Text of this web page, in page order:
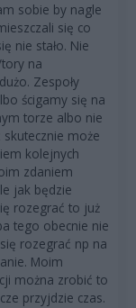
sobie by nagle
się co
nie stało. Nie
na
Zespoły
ścigamy się na
torze albo nie
może
kolejnych
zdaniem
jak będzie
rozegrać to już
tego obecnie nie
rozegrać np na
Moim
można zrobić to
przyjdzie czas.